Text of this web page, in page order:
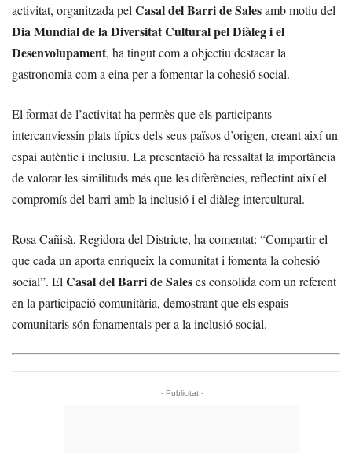
activitat, organitzada pel Casal del Barri de Salesamb motiu del
Dia Mundial de la Diversitat Cultural pel Diàleg i el
Desenvolupament, ha tingut com a objectiu destacar la
gastronomia com a eina per a fomentar la cohesió social.
El format de l’activitat ha permès que els participants
intercanviessin plats típics dels seus països d’origen, creant així un
espai autèntic i inclusiu. La presentació ha ressaltat la importància
de valorar les similituds més que les diferències, reflectint així el
compromís del barri amb la inclusió i el diàleg intercultural.
Rosa Cañisà, Regidora del Districte, ha comentat: “Compartir el
que cada un aporta enriqueix la comunitat i fomenta la cohesió
social”. El Casal del Barri de Saleses consolida com un referent
en la participació comunitària, demostrant que els espais
comunitaris són fonamentals per a la inclusió social.
- Publicitat -